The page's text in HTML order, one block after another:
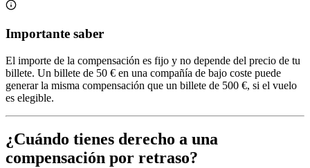
Importante saber
El importe de la compensación es fijo y no depende del precio de tu
billete. Un billete de 50 € en una compañía de bajo coste puede
generar la misma compensación que un billete de 500 €, si el vuelo
es elegible.
¿Cuándo tienes derecho a una
compensación por retraso?